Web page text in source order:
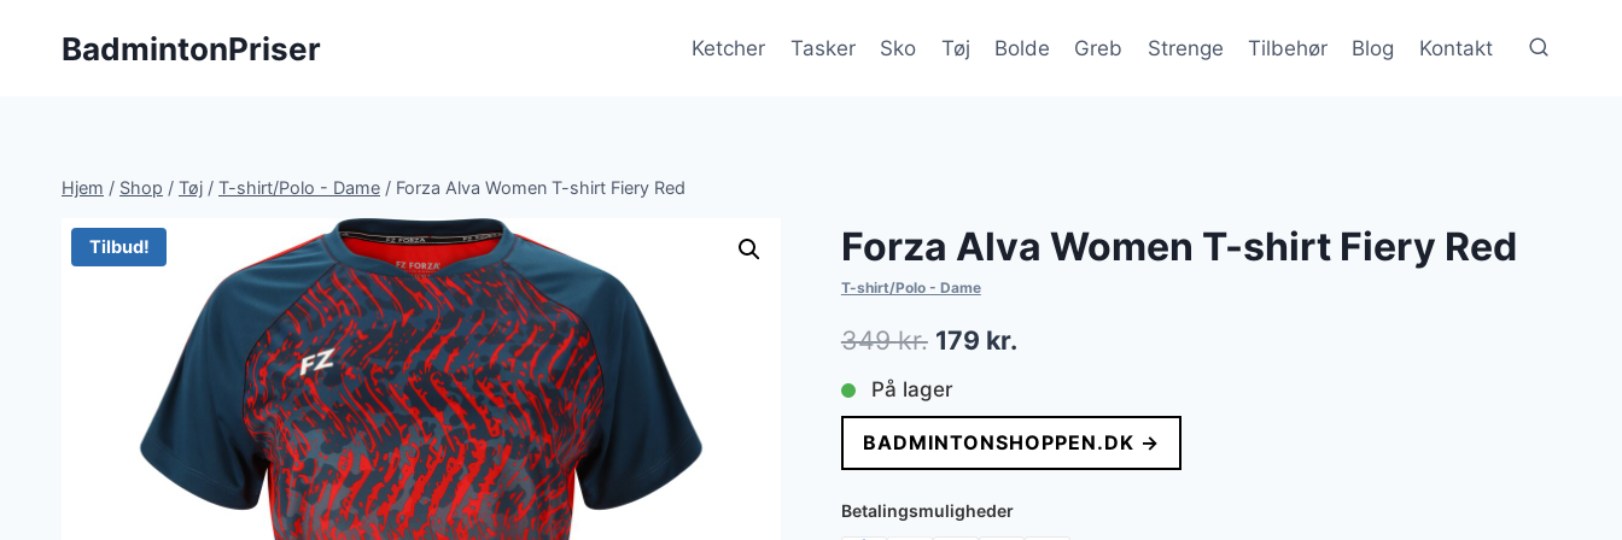
BadmintonPriser Ketcher Tasker Sko Tøj Bolde Greb Strenge Tilbehør Blog Kontakt
Hjem / Shop / Tøj / T-shirt/Polo - Dame / Forza Alva Women T-shirt Fiery Red
Tilbud! Forza Alva Women T-shirt Fiery Red
T-shirt/Polo - Dame
349kr. Den
oprindelige
pris
var:
349 kr..
179 kr.Den
pris
er:
På lager
BADMINTONSHOPPEN.DK →
Betalingsmuligheder